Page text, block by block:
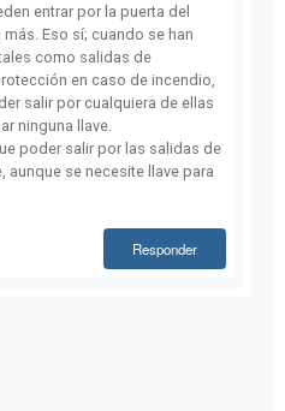
entrar por la puerta del
Eso sí; cuando se han
como salidas de
en caso de incendio,
salir por cualquiera de ellas
ninguna llave.
poder salir por las salidas de
aunque se necesite llave para
Responder